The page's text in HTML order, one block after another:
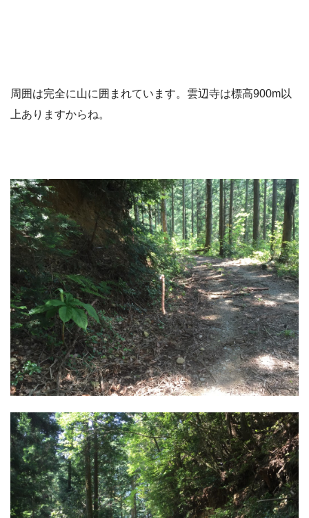
周囲は完全に山に囲まれています。雲辺寺は標高900m以
上ありますからね。